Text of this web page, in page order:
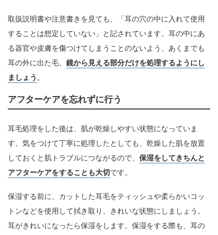
取扱説明書や注意書きを見ても、「耳の穴の中に入れて使用
することは想定していない」と記されています。耳の中にあ
る器官や皮膚を傷つけてしまうことのないよう、あくまでも
耳の外に出た毛、 鏡から見える部分だけを処理するようにし
ましょう 。
アフターケアを忘れずに行う
耳毛処理をした後は、肌が乾燥しやすい状態になっていま
す。気をつけて丁寧に処理したとしても、乾燥した肌を放置
しておくと肌トラブルにつながるので、 保湿をしてきちんと
アフターケアをすることも大切です。
保湿する前に、カットした耳毛をティッシュや柔らかいコッ
トンなどを使用して拭き取り、きれいな状態にしましょう。
耳がきれいになったら保湿をします。保湿をする際も、耳の